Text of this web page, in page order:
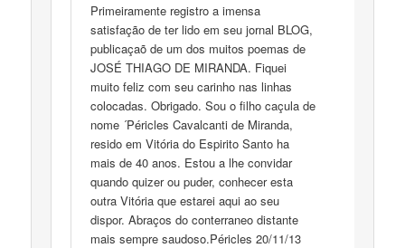
Primeiramente registro a imensa
satisfação de ter lido em seu jornal BLOG,
publicaçaõ de um dos muitos poemas de
JOSÉ THIAGO DE MIRANDA. Fiquei
muito feliz com seu carinho nas linhas
colocadas. Obrigado. Sou o filho caçula de
nome ´Péricles Cavalcanti de Miranda,
resido em Vitória do Espirito Santo ha
mais de 40 anos. Estou a lhe convidar
quando quizer ou puder, conhecer esta
outra Vitória que estarei aqui ao seu
dispor. Abraços do conterraneo distante
mais sempre saudoso.Péricles 20/11/13